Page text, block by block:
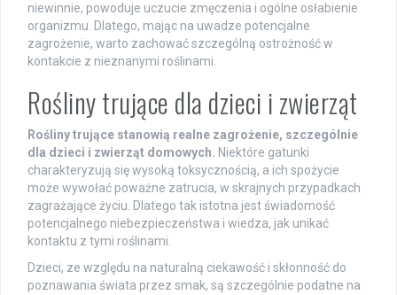
niewinnie, powoduje uczucie zmęczenia i ogólne osłabienie
organizmu. Dlatego, mając na uwadze potencjalne
zagrożenie, warto zachować szczególną ostrożność w
kontakcie z nieznanymi roślinami.
Rośliny trujące dla dzieci i zwierząt
Rośliny trujące stanowią realne zagrożenie, szczególnie
dla dzieci i zwierząt domowych. Niektóre gatunki
charakteryzują się wysoką toksycznością, a ich spożycie
może wywołać poważne zatrucia, w skrajnych przypadkach
zagrażające życiu. Dlatego tak istotna jest świadomość
potencjalnego niebezpieczeństwa i wiedza, jak unikać
kontaktu z tymi roślinami.
Dzieci, ze względu na naturalną ciekawość i skłonność do
poznawania świata przez smak, są szczególnie podatne na